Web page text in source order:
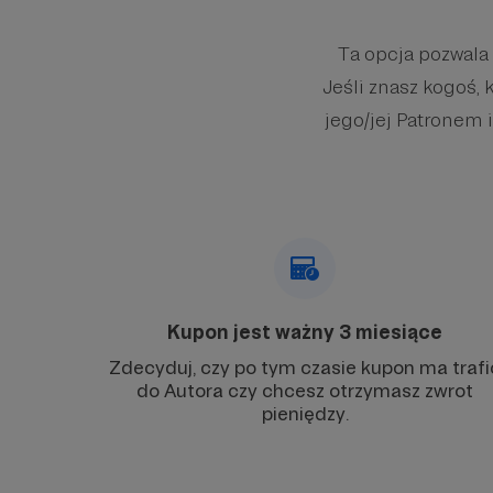
Ta opcja
Jeśli znasz kogoś,
jego/jej Patronem
Kupon jest ważny 3 miesiące
Zdecyduj, czy po tym czasie kupon ma
do Autora czy chcesz otrzymasz zwrot
pieniędzy.